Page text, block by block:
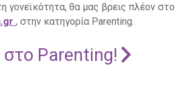
γονεϊκότητα, θα μας βρεις πλέον στο
, στην κατηγορία Parenting.
Parenting!